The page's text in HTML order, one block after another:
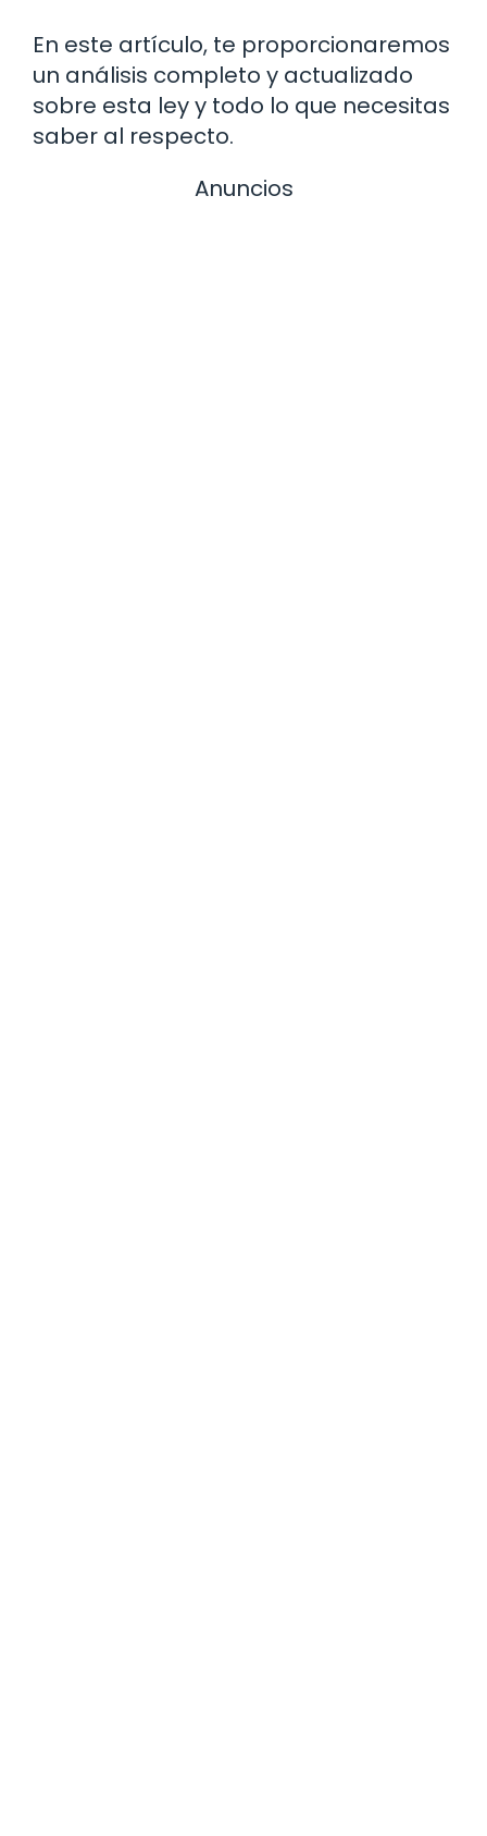
En este artículo, te proporcionaremos
un análisis completo y actualizado
sobre esta ley y todo lo que necesitas
saber al respecto.
Anuncios